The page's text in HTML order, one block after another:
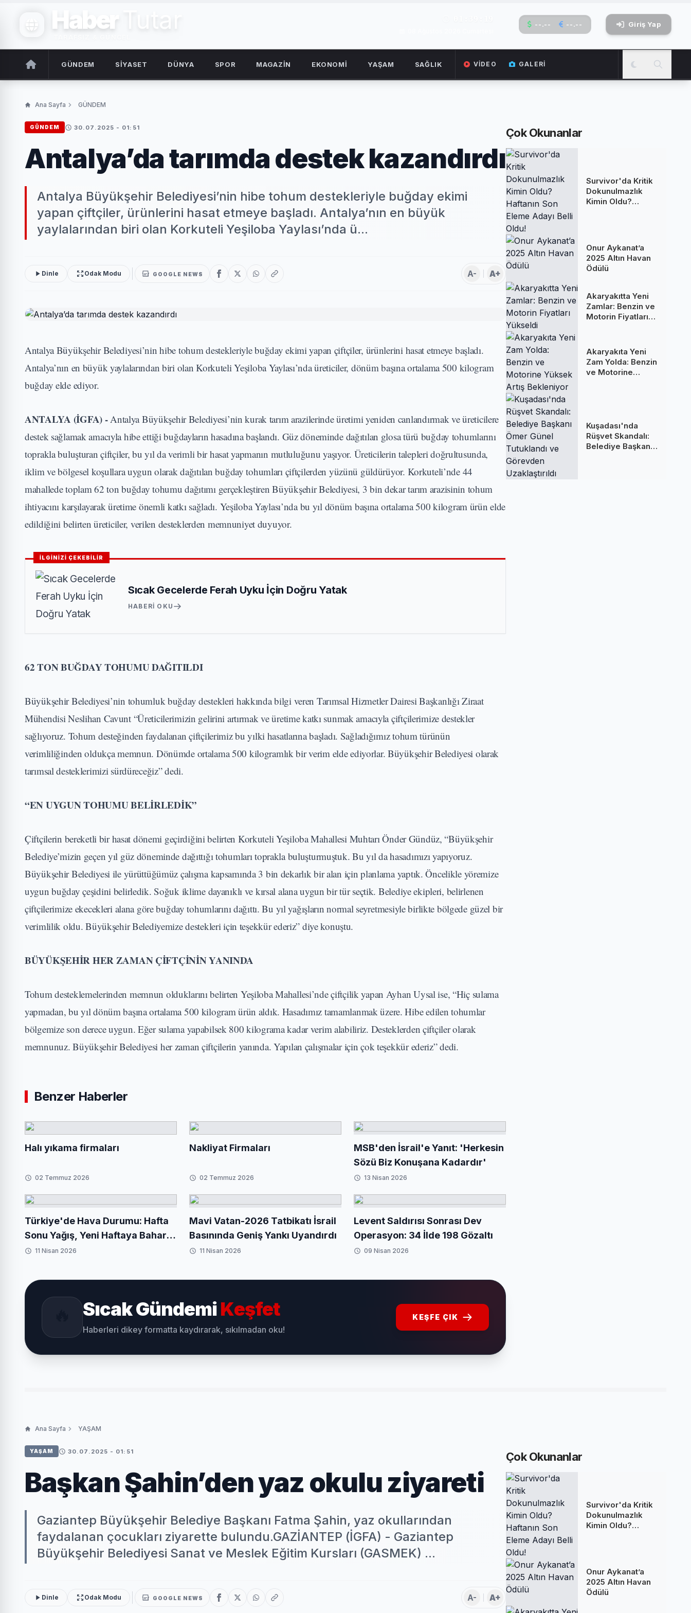
Haber Tutar --.-- --.-- Giriş Yap
GÜNDEM SİYASET DÜNYA SPOR MAGAZİN EKONOMİ YAŞAM SAĞLIK VIDEO GALERI
Ana Sayfa GÜNDEM
GÜNDEM 30.07.2025 - 01:51
Antalya’da tarımda destek kazandırdı
Antalya Büyükşehir Belediyesi’nin hibe tohum destekleriyle buğday ekimi
yapan çiftçiler, ürünlerini hasat etmeye başladı. Antalya’nın en büyük
yaylalarından biri olan Korkuteli Yeşiloba Yaylası’nda ü...
Dinle Odak Modu GOOGLE NEWS A- A+
Antalya Büyükşehir Belediyesi’nin hibe tohum destekleriyle buğday ekimi yapan çiftçiler, ürünlerini hasat etmeye başladı.
Antalya’nın en büyük yaylalarından biri olan Korkuteli Yeşiloba Yaylası’nda üreticiler, dönüm başına ortalama 500 kilogram
buğday elde ediyor.
ANTALYA (İGFA) -Antalya Büyükşehir Belediyesi’nin kurak tarım arazilerinde üretimi yeniden canlandırmak ve üreticilere
destek sağlamak amacıyla hibe ettiği buğdayların hasadına başlandı. Güz döneminde dağıtılan glosa türü buğday tohumlarını
toprakla buluşturan çiftçiler, bu yıl da verimli bir hasat yapmanın mutluluğunu yaşıyor. Üreticilerin talepleri doğrultusunda,
iklim ve bölgesel koşullara uygun olarak dağıtılan buğday tohumları çiftçilerden yüzünü güldürüyor. Korkuteli’nde 44
mahallede toplam 62 ton buğday tohumu dağıtımı gerçekleştiren Büyükşehir Belediyesi, 3 bin dekar tarım arazisinin tohum
ihtiyacını karşılayarak üretime önemli katkı sağladı. Yeşiloba Yaylası’nda bu yıl dönüm başına ortalama 500 kilogram ürün elde
edildiğini belirten üreticiler, verilen desteklerden memnuniyet duyuyor.
İLGİNİZİ ÇEKEBİLİR
Sıcak Gecelerde Ferah Uyku İçin Doğru Yatak
HABERI OKU
62 TON BUĞDAY TOHUMU DAĞITILDI
Büyükşehir Belediyesi’nin tohumluk buğday destekleri hakkında bilgi veren Tarımsal Hizmetler Dairesi Başkanlığı Ziraat
Mühendisi Neslihan Cavunt “Üreticilerimizin gelirini artırmak ve üretime katkı sunmak amacıyla çiftçilerimize destekler
sağlıyoruz. Tohum desteğinden faydalanan çiftçilerimiz bu yılki hasatlarına başladı. Sağladığımız tohum türünün
verimliliğinden oldukça memnun. Dönümde ortalama 500 kilogramlık bir verim elde ediyorlar. Büyükşehir Belediyesi olarak
tarımsal desteklerimizi sürdüreceğiz” dedi.
“EN UYGUN TOHUMU BELİRLEDİK”
Çiftçilerin bereketli bir hasat dönemi geçirdiğini belirten Korkuteli Yeşiloba Mahallesi Muhtarı Önder Gündüz, “Büyükşehir
Belediye’mizin geçen yıl güz döneminde dağıttığı tohumları toprakla buluşturmuştuk. Bu yıl da hasadımızı yapıyoruz.
Büyükşehir Belediyesi ile yürüttüğümüz çalışma kapsamında 3 bin dekarlık bir alan için planlama yaptık. Öncelikle yöremize
uygun buğday çeşidini belirledik. Soğuk iklime dayanıklı ve kırsal alana uygun bir tür seçtik. Belediye ekipleri, belirlenen
çiftçilerimize ekecekleri alana göre buğday tohumlarını dağıttı. Bu yıl yağışların normal seyretmesiyle birlikte bölgede güzel bir
verimlilik oldu. Büyükşehir Belediyemize destekleri için teşekkür ederiz” diye konuştu.
BÜYÜKŞEHİR HER ZAMAN ÇİFTÇİNİN YANINDA
Tohum desteklemelerinden memnun olduklarını belirten Yeşiloba Mahallesi’nde çiftçilik yapan Ayhan Uysal ise, “Hiç sulama
yapmadan, bu yıl dönüm başına ortalama 500 kilogram ürün aldık. Hasadımız tamamlanmak üzere. Hibe edilen tohumlar
bölgemize son derece uygun. Eğer sulama yapabilsek 800 kilograma kadar verim alabiliriz. Desteklerden çiftçiler olarak
memnunuz. Büyükşehir Belediyesi her zaman çiftçilerin yanında. Yapılan çalışmalar için çok teşekkür ederiz” dedi.
Benzer Haberler
Halı yıkama firmaları
02 Temmuz 2026
Nakliyat Firmaları
02 Temmuz 2026
MSB'den İsrail'e Yanıt: 'Herkesin
Sözü Biz Konuşana Kadardır'
13 Nisan 2026
Türkiye'de Hava Durumu: Hafta
Sonu Yağış, Yeni Haftaya Baharla
Giriş11 Nisan 2026
Mavi Vatan-2026 Tatbikatı İsrail
Basınında Geniş Yankı Uyandırdı
11 Nisan 2026
Levent Saldırısı Sonrası Dev
Operasyon: 34 İlde 198 Gözaltı
09 Nisan 2026
Sıcak GündemiKeşfet
Haberleri dikey formatta kaydırarak, sıkılmadan oku!
KEŞFE ÇIK
Çok Okunanlar
Survivor'da Kritik
Dokunulmazlık
Kimin Oldu?
Onur Aykanat’a
2025 Altın Havan
Ödülü
Akaryakıtta Yeni
Zamlar: Benzin ve
Motorin Fiyatları
Akaryakıta Yeni
Zam Yolda: Benzin
ve Motorine
Kuşadası'nda
Rüşvet Skandalı:
Belediye Başkanı
Ana Sayfa YAŞAM
YAŞAM 30.07.2025 - 01:51
Başkan Şahin’den yaz okulu ziyareti
Gaziantep Büyükşehir Belediye Başkanı Fatma Şahin, yaz okullarından
faydalanan çocukları ziyarette bulundu.GAZİANTEP (İGFA) - Gaziantep
Büyükşehir Belediyesi Sanat ve Meslek Eğitim Kursları (GASMEK) ...
Dinle Odak Modu GOOGLE NEWS A- A+
Çok Okunanlar
Survivor'da Kritik
Dokunulmazlık
Kimin Oldu?
Onur Aykanat’a
2025 Altın Havan
Ödülü